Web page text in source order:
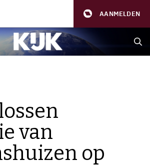
AANMELDEN
van
op